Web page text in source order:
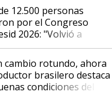
12.500 personas
por el Congreso
2026: "Volvió a
que hablar del
es hablar de todo el
productivo"
cambio rotundo, ahora
brasilero destaca
condiciones del